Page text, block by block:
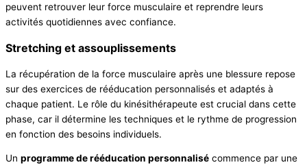
peuvent retrouver leur force musculaire et reprendre leurs
activités quotidiennes avec confiance.
Stretching et assouplissements
La récupération de la force musculaire après une blessure repose
sur des exercices de rééducation personnalisés et adaptés à
chaque patient. Le rôle du kinésithérapeute est crucial dans cette
phase, car il détermine les techniques et le rythme de progression
en fonction des besoins individuels.
Un programme de rééducation personnalisé commence par une